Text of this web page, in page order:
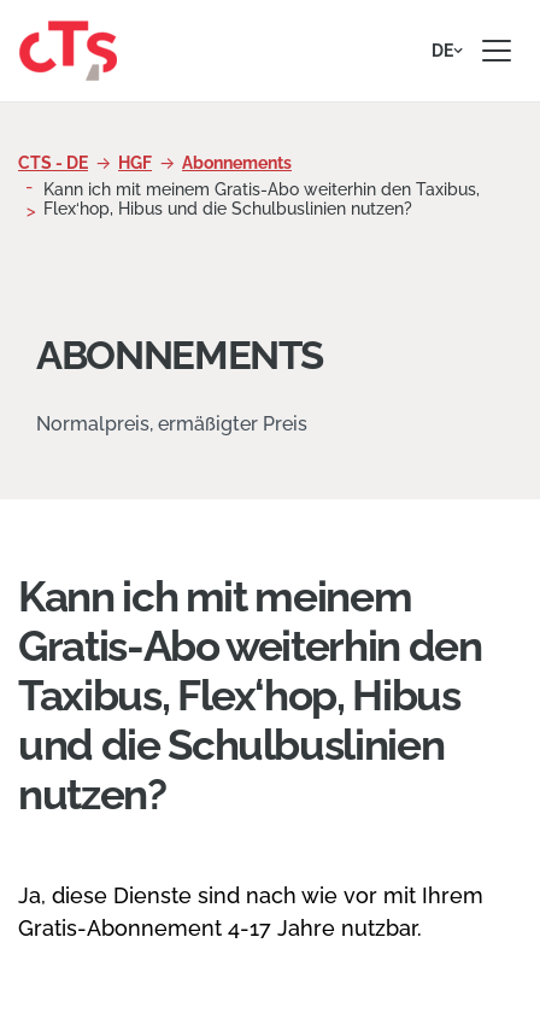
DE
CTS - DE HGF
Abonnements
Kann ich mit meinem Gratis-Abo weiterhin den Taxibus,
Flex‘hop, Hibus und die Schulbuslinien nutzen?
ABONNEMENTS
Normalpreis, ermäßigter Preis
Kann ich mit meinem
Gratis-Abo weiterhin den
Taxibus, Flex‘hop, Hibus
und die Schulbuslinien
nutzen?
Ja, diese Dienste sind nach wie vor mit Ihrem
Gratis-Abonnement 4-17 Jahre nutzbar.